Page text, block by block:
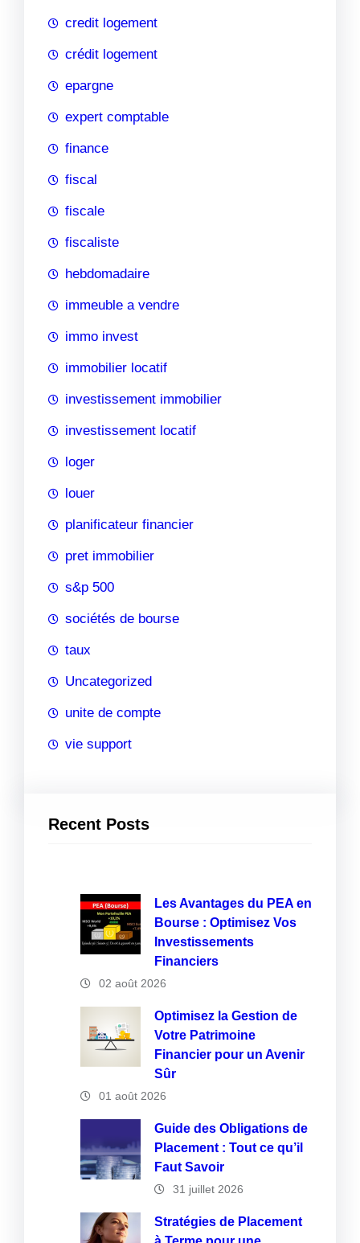
credit logement
crédit logement
epargne
expert comptable
finance
fiscal
fiscale
fiscaliste
hebdomadaire
immeuble a vendre
immo invest
immobilier locatif
investissement immobilier
investissement locatif
loger
louer
planificateur financier
pret immobilier
s&p 500
sociétés de bourse
taux
Uncategorized
unite de compte
vie support
Recent Posts
Les Avantages du PEA en
Bourse : Optimisez Vos
Investissements
Financiers
02 août 2026
Optimisez la Gestion de
Votre Patrimoine
Financier pour un Avenir
Sûr
01 août 2026
Guide des Obligations de
Placement : Tout ce qu’il
Faut Savoir
31 juillet 2026
Stratégies de Placement